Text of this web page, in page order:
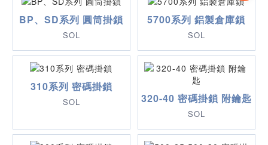
BP、SD系列 圓筒掛鎖
SOL
5700系列 鋁製倉庫鎖
SOL
310系列 密碼掛鎖
SOL 320-40 密碼掛鎖 附鑰匙
SOL